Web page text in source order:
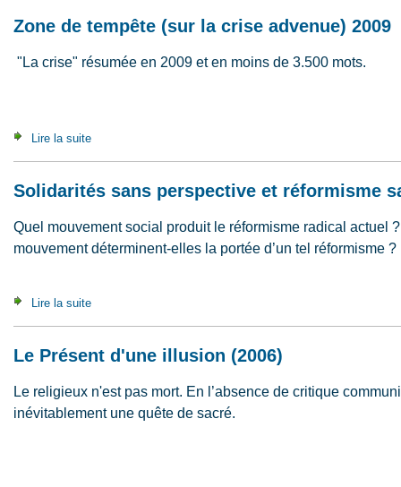
Zone de tempête (sur la crise advenue) 2009
"La crise" résumée en 2009 et en moins de 3.500 mots.
Lire la suite
Solidarités sans perspective et réformisme
Quel mouvement social produit le réformisme radical actuel
mouvement déterminent-elles la portée d’un tel réformisme ?
Lire la suite
Le Présent d'une illusion (2006)
Le religieux n'est pas mort. En l’absence de critique
inévitablement une quête de sacré.